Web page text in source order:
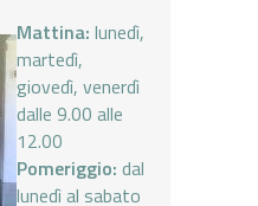
Mattina: lunedì,
martedì,
giovedì, venerdì
dalle 9.00 alle
12.00
Pomeriggio: dal
lunedì al sabato